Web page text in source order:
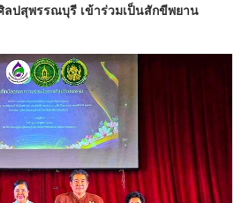
ปสุพรรณบุรี เข้าร่วมเป็นสักขีพยาน